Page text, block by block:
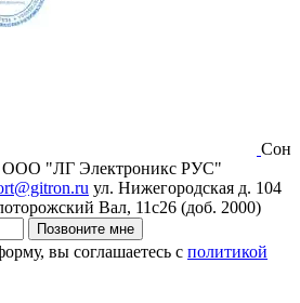
Сон
ООО "ЛГ Электроникс РУС"
ул. Нижегородская д. 104
Вал, 11с26 (доб. 2000)
Позвоните мне
вы соглашаетесь с политикой